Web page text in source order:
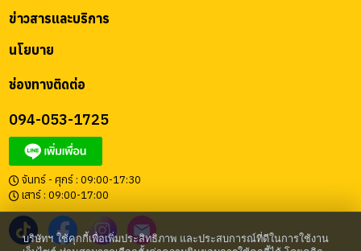
ช่องทางติดต่อ
094-053-1725
จันทร์ - ศุกร์ : 09:00-17:30
เสาร์ : 09:00-17:00
นโยบาย
ข่าวสารและบริการ
บริษัทฯ ใช้คุกกี้เพื่อเพิ่มประสิทธิภาพ และประสบการณ์ที่ดีในการใช้งาน